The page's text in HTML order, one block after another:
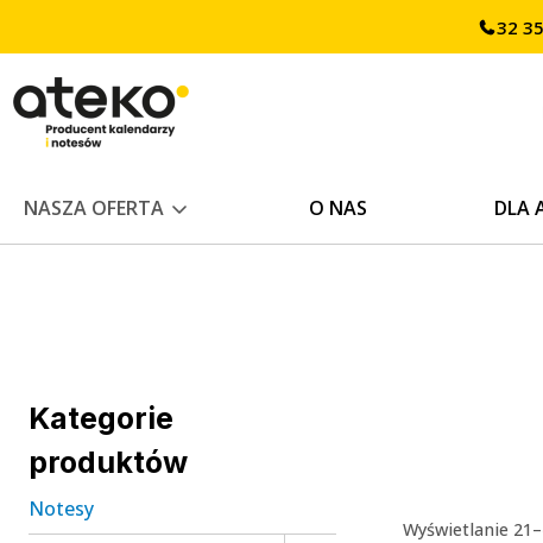
32
NASZA OFERTA O NAS DLA
Wyświetlanie
Kategorie
produktów
Notesy